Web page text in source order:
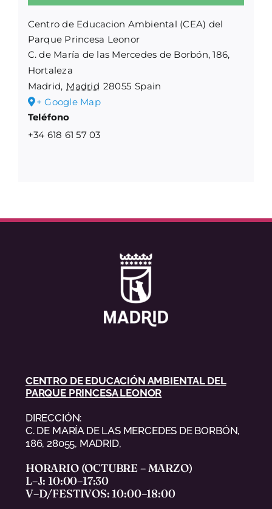
Centro de Educacion Ambiental (CEA) del
Parque Princesa Leonor
C. de María de las Mercedes de Borbón, 186,
Hortaleza
Madrid, Madrid 28055 Spain
+ Google Map
Teléfono
+34 618 61 57 03
CENTRO DE EDUCACIÓN AMBIENTAL DEL
PARQUE PRINCESA LEONOR
DIRECCIÓN:
C. DE MARÍA DE LAS MERCEDES DE BORBÓN,
186, 28055, MADRID,
HORARIO (OCTUBRE – MARZO)
L–J: 10:00–17:30
V–D/FESTIVOS: 10:00–18:00